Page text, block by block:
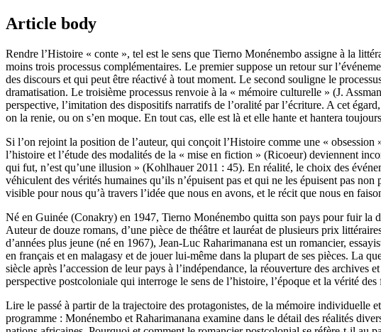
Article body
Rendre l’Histoire « conte », tel est le sens que Tierno Monénembo assigne à la
moins trois processus complémentaires. Le premier suppose un retour sur
des discours et qui peut être réactivé à tout moment. Le second souligne le
dramatisation. Le troisième processus renvoie à la « mémoire culturelle » (J.
perspective, l’imitation des dispositifs narratifs de l’oralité par l’écriture. A cet
on la renie, ou on s’en moque. En tout cas, elle est là et elle hante et hantera
Si l’on rejoint la position de l’auteur, qui conçoit l’Histoire comme une «
l’histoire et l’étude des modalités de la « mise en fiction » (Ricoeur) deviennent
qui fut, n’est qu’une illusion » (Kohlhauer 2011 : 45). En réalité, le choix des
véhiculent des vérités humaines qu’ils n’épuisent pas et qui ne les épuisent pas
visible pour nous qu’à travers l’idée que nous en avons, et le récit que nous en
Né en Guinée (Conakry) en 1947, Tierno Monénembo quitta son pays pour fuir la
Auteur de douze romans, d’une pièce de théâtre et lauréat de plusieurs prix
d’années plus jeune (né en 1967), Jean-Luc Raharimanana est un romancier,
en français et en malagasy et de jouer lui-même dans la plupart de ses pièces. La
siècle après l’accession de leur pays à l’indépendance, la réouverture des
perspective postcoloniale qui interroge le sens de l’histoire, l’époque et la vérité
Lire le passé à partir de la trajectoire des protagonistes, de la mémoire individuelle
programme : Monénembo et Raharimanana examine dans le détail des réalités